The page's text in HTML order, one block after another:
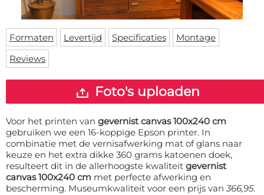
Deurmat
Vloermat
Skateboard deck
Over ons
Levertijden
Inloggen
WhatsApp
Formaten Levertijd Specificaties
Montage
Reviews
Foto's uploaden
Voor het printen van gevernist canvas 100x240 cm
gebruiken we een 16-koppige Epson printer. In
combinatie met de vernisafwerking mat of glans naar
keuze en het extra dikke 360 grams katoenen doek,
resulteert dit in de allerhoogste kwaliteit gevernist
canvas 100x240 cm met perfecte afwerking en
bescherming. Museumkwaliteit voor een prijs van366,95.